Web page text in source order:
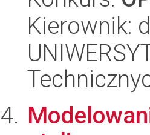
Kierownik: